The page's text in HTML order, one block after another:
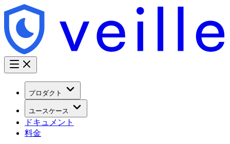
プロダクト
ユースケース
ドキュメント
料金